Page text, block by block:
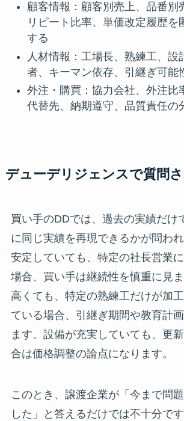
顧客情報：顧客別売上、品番別
リピート比率、単価改定履歴を
する
人材情報：工場長、熟練工、設
者、キーマン依存、引継ぎ可能
外注・購買：協力会社、外注比
代替先、納期遵守、品質責任の
デューデリジェンスで質問
買い手のDDでは、過去の実績だけ
に同じ実績を再現できるかが問わ
安定していても、特定の社長営業
場合、買い手は継続性を慎重に見
高くても、特定の熟練工だけが加
ている場合、引継ぎ期間や教育計
ます。設備が充実していても、更
合は価格調整の論点になります。
このとき、譲渡企業が「今まで問
した」と答えるだけでは不十分で